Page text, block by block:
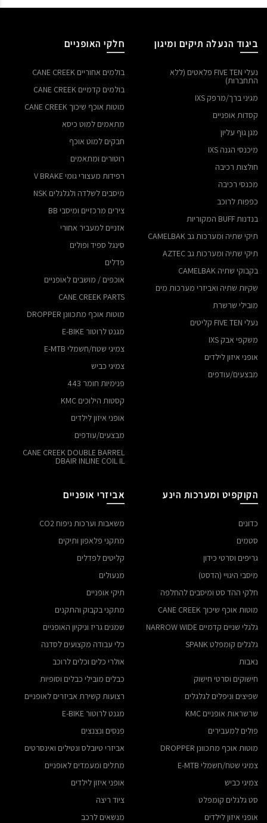
ביגוד הנעלה תיקים ומיגון
נעלי FIVE TEN פלאטים (ללא
התחברות)
מגיני ברך/מרפק IXS
קסדות אופניים
מגן גוף עליון
מיכנסי הגנה IXS
חולצות רכיבה
מכנסי רכיבה
כפפות לרוכב
בנדנות BUFF המקוריות
תיקי שתיה ומערכות גב CAMELBAK
תיקי שתיה ומערכות גב AZTEC
בקבוקי שתיה CAMELBAK
שקיות שתיה ואביזרי מערכות מים
מובילי שרשרת
נעלי FIVE TEN קליטים
משקפי אבק IXS
אופני איזון לילדים
מבצעים/עודפים
חלקי האופניים
בולמים אחוריים CANE CREEK
בולמים קדמיים CANE CREEK
מוטות אוכף שיכוך CANE CREEK
מתאמים למוט כיסא
חבקים למוט אוכף
רוטורים ומתאמים
רפידות מעצורי גומי V BRAKE
מיסבים לשלדה ולגלגלים NSK
צירים מרכזיים ומיסבי BB
אזניים למעביר אחורי
סינגל ספיד ופולים
פדלים
אוכפים / מושבים לאופניים
CANE CREEK PARTS
מוטות אוכף מתכוונן DROPPER
מגנט לרוטור E-BIKE
צמיגי שטח/חשמלי E-MTB
צמיגי כביש
פנימיות חומר 443
קסטות הילוכים KMC
אופני איזון לילדים
מבצעים/עודפים
CANE CREEK DOUBLE BARREL
DBAIR INLINE COIL IL
הקוקפיט ומערכות הינע
כדונים
סטמים
גריפים וסרטי כידון
מיסבי היגויי (הדסט)
חלקי ההד סט ומיסבים להחלפה
מוטות אוכף שיכוך CANE CREEK
גלגלי שניים קדמיים NARROW WIDE
גלגלים קומפלט SPANK
נאבות
חישוקים וסרטי חישוק
שפיצים וניפלים לגלגלים
שרשראות אופניים KMC
פולים למעבירים
מוטות אוכף מתכוונן DROPPER
צמיגי שטח/חשמלי E-MTB
צמיגי כביש
סט גלגלים קומפלט
אופני איזון לילדים
אביזרי אופניים
משאבות וערכות ניפוח CO2
מתקני פלאפון ותיקים
קליטים לפדלים
מנעולים
תיקי אופניים
מתקני בקבוק והתקנים
שמנים גריז וניקיון האופניים
כלי עבודה מקצועים לסדנה
אולרי כלים וכלים לרוכב
כבלים מובילי כבלים וסופיות
רצועות קשירת אביזרים לאופניים
מגנט לרוטור E-BIKE
פנסים ונצנצים
אביזרי טיובלס ונטילים ואינסרטים
מתלים ומעמדים לאופניים
אופני איזון לילדים
ציוד ריצה
מנשאים לרכב